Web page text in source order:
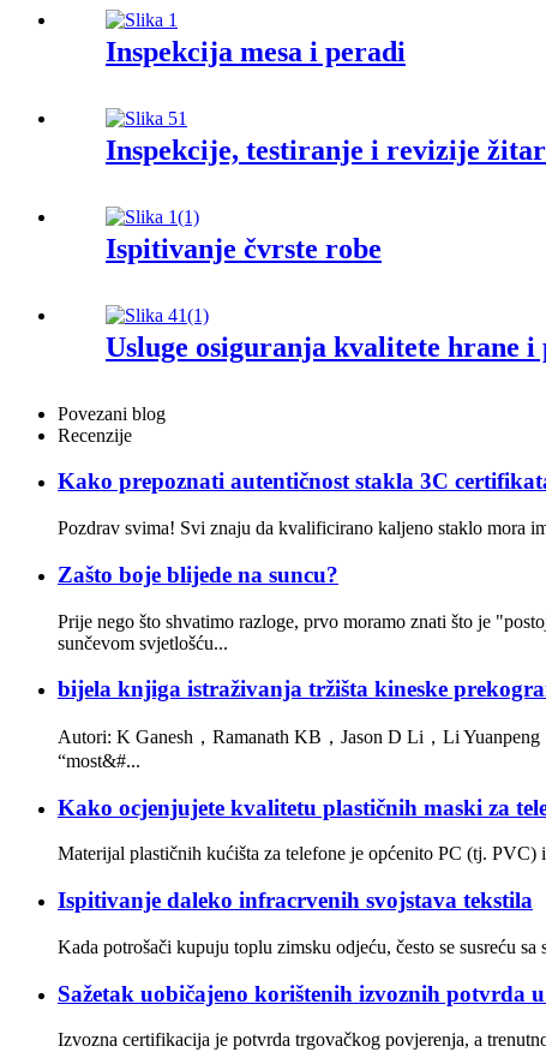
Inspekcija mesa i peradi
Inspekcije, testiranje i revizije
Ispitivanje čvrste robe
Usluge osiguranja kvalitete hrane
Povezani blog
Recenzije
Kako prepoznati autentičnost stakla 3C
Pozdrav svima! Svi znaju da kvalificirano kaljeno staklo mora
Zašto boje blijede na suncu?
Prije nego što shvatimo razloge, prvo moramo znati što je
sunčevom svjetlošću...
bijela knjiga istraživanja tržišta kineske
Autori: K Ganesh，Ramanath KB，Jason D Li，Li
“most&#...
Kako ocjenjujete kvalitetu plastičnih maski za
Materijal plastičnih kućišta za telefone je općenito PC (tj.
Ispitivanje daleko infracrvenih svojstava tekstila
Kada potrošači kupuju toplu zimsku odjeću, često se susreću
Sažetak uobičajeno korištenih izvoznih potvrda
Izvozna certifikacija je potvrda trgovačkog povjerenja, a